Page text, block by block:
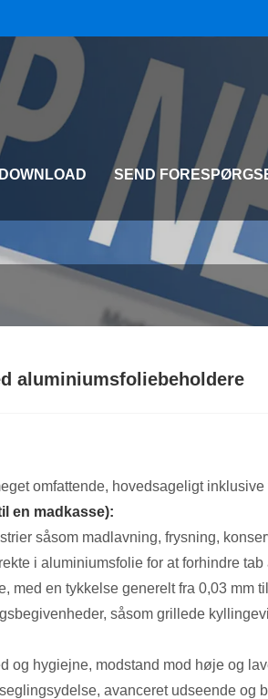
DOWNLOAD SEND
aluminiumsfoliebeholdere
omfattende, hovedsageligt
en madkasse):
såsom madlavning, frysning,
i aluminiumsfolie for at forhindre
med en tykkelse generelt fra 0,03 mm
såsom grillede
og hygiejne, modstand mod høje og
avanceret udseende og